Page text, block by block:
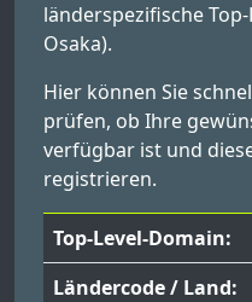
länderspezifische
Osaka).
Hier können Sie
prüfen, ob Ihre
verfügbar ist und
registrieren.
Top-Level-Domain:
Ländercode / Land: